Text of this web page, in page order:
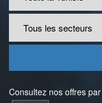
Consultez nos offres par